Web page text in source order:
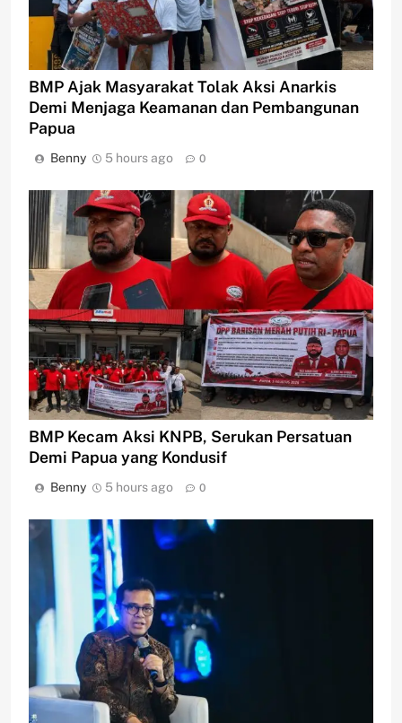
BMP Ajak Masyarakat Tolak Aksi Anarkis
Demi Menjaga Keamanan dan Pembangunan
Papua
Benny 5 hours ago 0
BMP Kecam Aksi KNPB, Serukan Persatuan
Demi Papua yang Kondusif
Benny 5 hours ago 0